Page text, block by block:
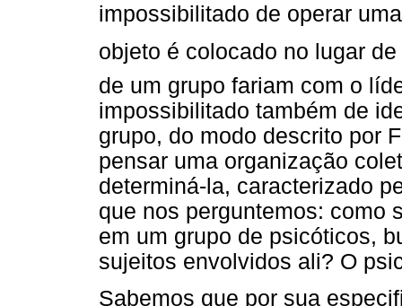
impossibilitado de operar
objeto é colocado no lugar
de um grupo fariam com o
impossibilitado também de
grupo, do modo descrito por
pensar uma organização
determiná-la, caracterizado
que nos perguntemos: como
em um grupo de psicóticos,
sujeitos envolvidos ali? O
Sabemos que por sua